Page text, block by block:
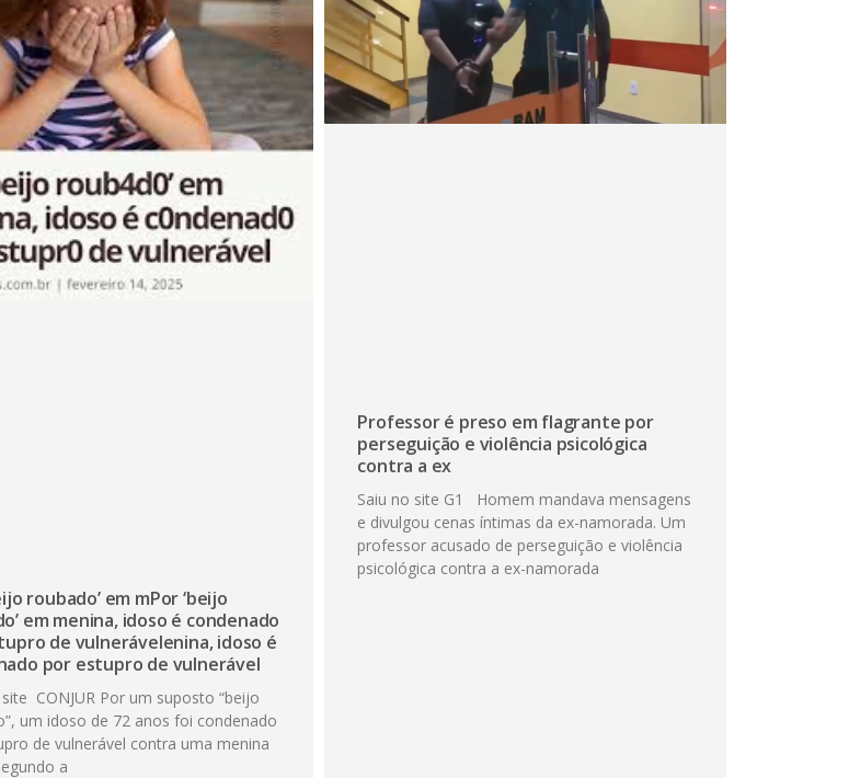
roubado’ em mPor ‘beijo
em menina, idoso é condenado
de vulnerávelenina, idoso é
por estupro de vulnerável
CONJUR Por um suposto “beijo
um idoso de 72 anos foi condenado
de vulnerável contra uma menina
a
Professor é preso em flagrante por
perseguição e violência psicológica
contra a ex
Saiu no site G1 Homem mandava mensagens
e divulgou cenas íntimas da ex-namorada. Um
professor acusado de perseguição e violência
psicológica contra a ex-namorada